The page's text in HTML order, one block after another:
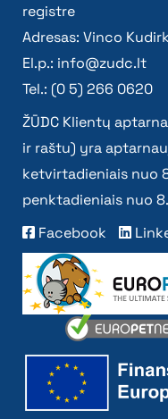
registre
Adresas: Vinco
El.p.: info@zudc.lt
Tel.: (0 5) 266 0620
ŽŪDC Klientų
ir raštu) yra
ketvirtadieniais nuo
penktadieniais nuo
Facebook